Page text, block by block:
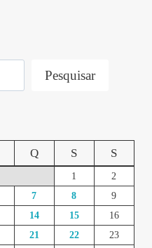
Pesquisar
Q S S
1
2
7 8
9
14 15
16
21 22
23